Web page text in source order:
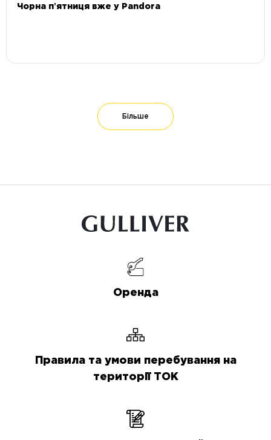
Чорна пʼятниця вже у Pandora
Більше
Оренда
Правила та умови перебування на
території ТОК